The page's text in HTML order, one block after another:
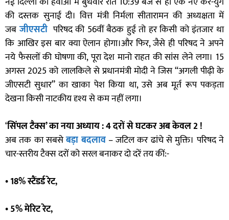
की दस्तक सुनाई दी। वित्त मंत्री निर्मला सीतारामन की अध्यक्षता में
जबजीएसटीपरिषद की 56वीं बैठक हुई तो हर किसी को इंतजार था
कि आखिर इस बार क्या ऐलान होगा।और फिर, जैसे ही परिषद ने अपने
नये फैसलों की घोषणा की, पूरा देश मानो राहत की सांस लेने लगा। 15
अगस्त 2025 को लालकिले से प्रधानमंत्री मोदी ने जिस “अगली पीढ़ी के
जीएसटी सुधार” का खाका पेश किया था, उसे अब मूर्त रूप पकड़ता
देखना किसी नाटकीय दृश्य से कम नहीं लगा।
‘सिंपल टैक्स’ का नया अध्याय : 4 दरों से घटकर अब केवल 2 !
अब तक का सबसेबड़ा बदलाव– जटिल कर ढांचे से मुक्ति। परिषद ने
चार-स्तरीय टैक्स दरों को सरल बनाकर दो दरें तय कीं:-
• 18% स्टैंडर्ड रेट,
• 5% मेरिट रेट,